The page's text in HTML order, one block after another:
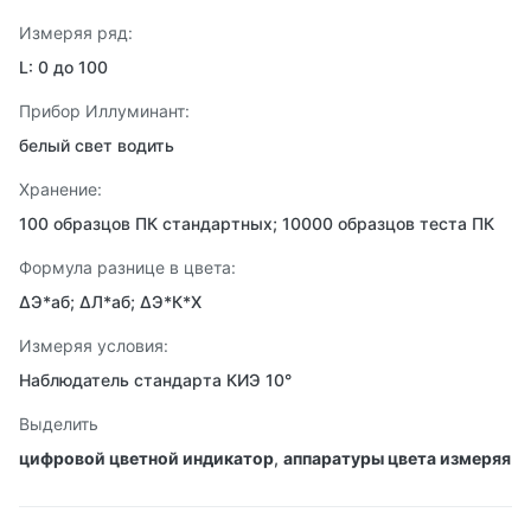
Измеряя ряд:
L: 0 до 100
Прибор Иллуминант:
белый свет водить
Хранение:
100 образцов ПК стандартных; 10000 образцов теста ПК
Формула разнице в цвета:
ΔЭ*аб; ΔЛ*аб; ΔЭ*К*Х
Измеряя условия:
Наблюдатель стандарта КИЭ 10°
Выделить
цифровой цветной индикатор, аппаратуры цвета измеряя